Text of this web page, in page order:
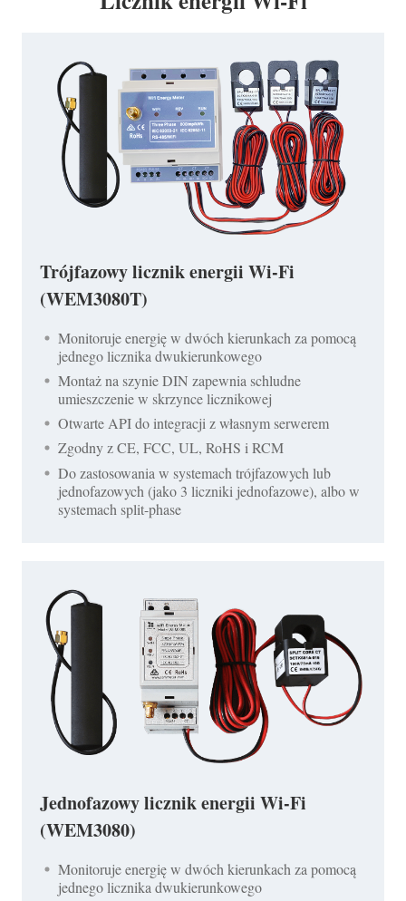
Trójfazowy licznik energii Wi-Fi
(WEM3080T)
Monitoruje energię w dwóch kierunkach za pomocą
jednego licznika dwukierunkowego
Montaż na szynie DIN zapewnia schludne
umieszczenie w skrzynce licznikowej
Otwarte API do integracji z własnym serwerem
Zgodny z CE, FCC, UL, RoHS i RCM
Do zastosowania w systemach trójfazowych lub
jednofazowych (jako 3 liczniki jednofazowe), albo w
systemach split-phase
Jednofazowy licznik energii Wi-Fi
(WEM3080)
Monitoruje energię w dwóch kierunkach za pomocą
jednego licznika dwukierunkowego